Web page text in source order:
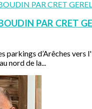
PAR CRET
parkings d’Arêches vers
nord de la...